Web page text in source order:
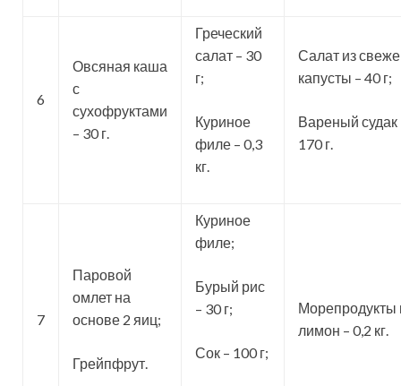
6
Овсяная каша
с
сухофруктами
– 30 г.
Греческий
салат – 30
г;
Куриное
филе – 0,3
кг.
Салат из
капусты – 40 г;
Вареный судак
170 г.
7
Паровой
омлет на
основе 2 яиц;
Грейпфрут.
Куриное
филе;
Бурый рис
– 30 г;
Сок – 100 г;
Морепродукты
лимон – 0,2 кг.